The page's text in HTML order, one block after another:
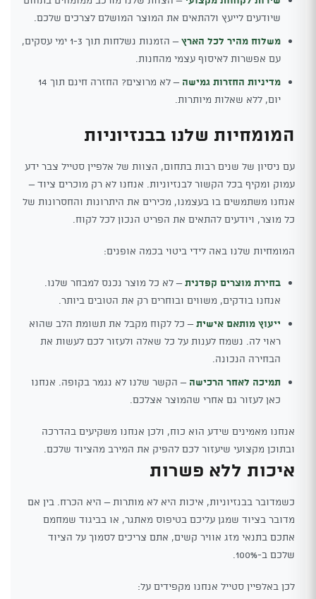
שיודעים לייעץ ולהתאים את המוצר המושלם לצרכים שלכם.
משלוח מהיר לכל הארץ
– הזמנות נשלחות תוך 1-3 ימי עסקים,
עם אפשרות לאיסוף עצמי מהחנות.
מדיניות החזרות גמישה
– לא מרוצים? החזרה חינם תוך 14
יום, ללא שאלות מיותרות.
המומחיות שלנו בבנזיוניות
עם ניסיון של שנים רבות בתחום, הצוות של אלפיין סטייל צבר ידע
עמוק ומקיף בכל הקשור לבנזיוניות. אנחנו לא רק מוכרים ציוד –
אנחנו משתמשים בו בעצמנו, מכירים את היתרונות והחסרונות של
כל מוצר, ויודעים להתאים את הפריט הנכון לכל לקוח.
המומחיות שלנו באה לידי ביטוי בכמה אופנים:
בחירת מוצרים קפדנית– לא כל מוצר נכנס למבחר שלנו.
אנחנו בודקים, משווים ובוחרים רק את הטובים ביותר.
ייעוץ מותאם אישית– כל לקוח מקבל את תשומת הלב שהוא
ראוי לה. נשמח לענות על כל שאלה ולעזור לכם לעשות את
הבחירה הנכונה.
תמיכה לאחר הרכישה – הקשר שלנו לא נגמר בקופה. אנחנו
כאן לעזור גם אחרי שהמוצר אצלכם.
אנחנו מאמינים שידע הוא כוח, ולכן אנחנו משקיעים בהדרכה
ובתוכן מקצועי שיעזור לכם להפיק את המירב מהציוד שלכם.
איכות ללא פשרות
כשמדובר בבנזיוניות, איכות היא לא מותרות – היא הכרח. בין אם
מדובר בציוד שמגן עליכם בטיפוס מאתגר, או בביגוד שמחמם
אתכם בתנאי מזג אוויר קשים, אתם צריכים לסמוך על הציוד
שלכם ב-100%.
לכן באלפיין סטייל אנחנו מקפידים על: